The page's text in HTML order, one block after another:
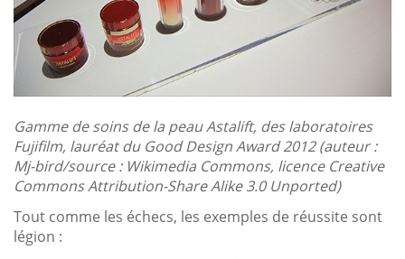
Gamme de soins de la peau Astalift, des laboratoires
Fujifilm, lauréat du Good Design Award 2012 (auteur :
Mj-bird/source : Wikimedia Commons, licence Creative
Commons Attribution-Share Alike 3.0 Unported)
Tout comme les échecs, les exemples de réussite sont
légion :